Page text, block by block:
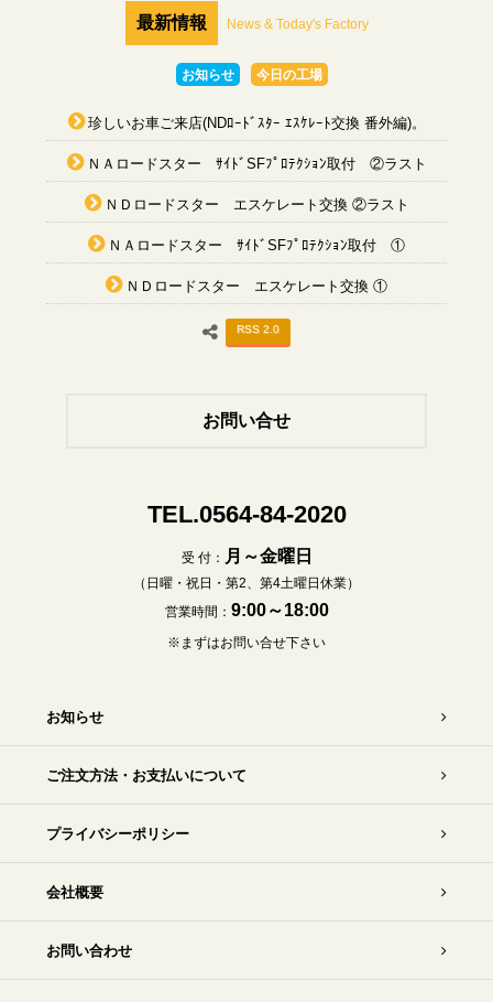
最新情報 News & Today's Factory
お知らせ 今日の工場
珍しいお車ご来店(NDﾛｰﾄﾞｽﾀｰ ｴｽｹﾚｰﾄ交換 番外編)。
ＮＡロードスター ｻｲﾄﾞSFﾌﾟﾛﾃｸｼｮﾝ取付 ②ラスト
ＮＤロードスター エスケレート交換 ②ラスト
ＮＡロードスター ｻｲﾄﾞSFﾌﾟﾛﾃｸｼｮﾝ取付 ①
ＮＤロードスター エスケレート交換 ①
RSS 2.0
お問い合せ
TEL.0564-84-2020
受 付： 月～金曜日
（日曜・祝日・第2、第4土曜日休業）
営業時間： 9:00～18:00
※まずはお問い合せ下さい
お知らせ
ご注文方法・お支払いについて
プライバシーポリシー
会社概要
お問い合わせ